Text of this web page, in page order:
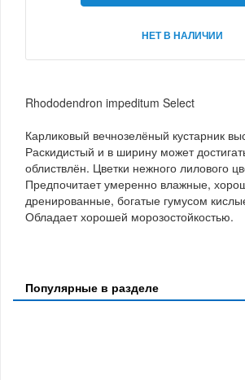
НЕТ В НАЛИЧИИ
Rhododendron impeditum Select
Карликовый вечнозелёный кустарник
Раскидистый и в ширину может
облиствлён. Цветки нежного лилового
Предпочитает умеренно влажные,
дренированные, богатые гумусом
Обладает хорошей морозостойкостью.
Популярные в разделе